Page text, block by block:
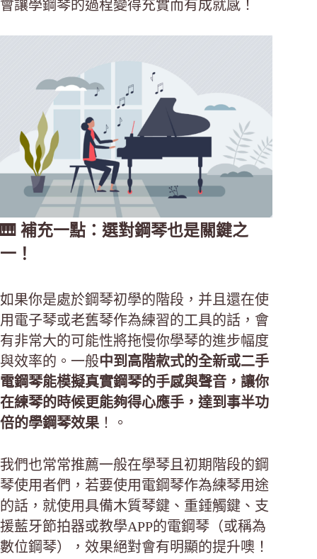
會讓學鋼琴的過程變得充實而有成就感！
🎹 補充一點：選對鋼琴也是關鍵之
一！
如果你是處於鋼琴初學的階段，并且還在使
用電子琴或老舊琴作為練習的工具的話，會
有非常大的可能性將拖慢你學琴的進步幅度
與效率的。一般中到高階款式的全新或二手
電鋼琴能模擬真實鋼琴的手感與聲音，讓你
在練琴的時候更能夠得心應手，達到事半功
倍的學鋼琴效果 ！。
我們也常常推薦一般在學琴且初期階段的鋼
琴使用者們，若要使用電鋼琴作為練琴用途
的話，就使用具備木質琴鍵、重錘觸鍵、支
援藍牙節拍器或教學APP的電鋼琴（或稱為
數位鋼琴），效果絕對會有明顯的提升噢！